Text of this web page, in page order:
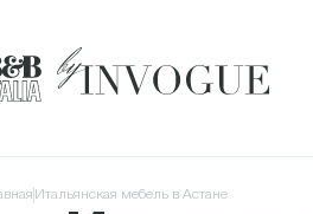
Итальянская мебель в Астане